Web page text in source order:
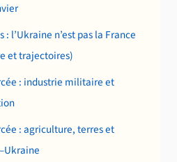
l’Ukraine n’est pas la France
et trajectoires)
: industrie militaire et
: agriculture, terres et